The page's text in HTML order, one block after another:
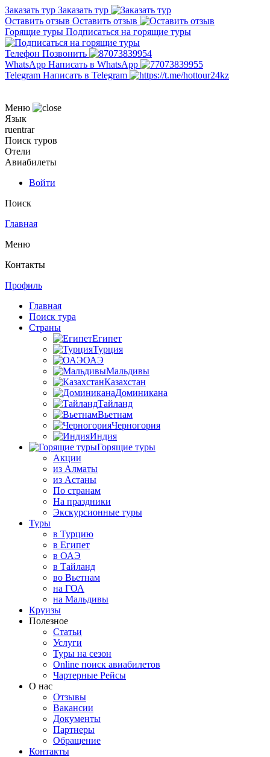
Заказать тур Заказать тур
Оставить отзыв Оставить отзыв
Горящие туры Подписаться на горящие туры
Телефон Позвонить
WhatsApp Написать в WhatsApp
Telegram Написать в Telegram
Меню
Язык
ruentrar
Поиск туров
Отели
Авиабилеты
Войти
Поиск
Главная
Меню
Контакты
Профиль
Главная
Поиск тура
Страны
Египет
Турция
ОАЭ
Мальдивы
Казахстан
Доминикана
Тайланд
Вьетнам
Черногория
Индия
Горящие туры
Акции
из Алматы
из Астаны
По странам
На праздники
Экскурсионные туры
Туры
в Турцию
в Египет
в ОАЭ
в Тайланд
во Вьетнам
на ГОА
на Мальдивы
Круизы
Полезное
Статьи
Услуги
Туры на сезон
Online поиск авиабилетов
Чартерные Рейсы
О нас
Отзывы
Вакансии
Документы
Партнеры
Обращение
Контакты